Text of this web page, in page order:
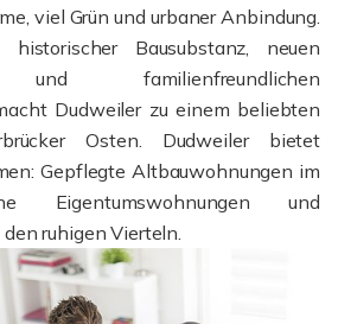
viel Grün und urbaner Anbindung.
Bausubstanz, neuen
und familienfreundlichen
Dudweiler zu einem beliebten
Osten. Dudweiler bietet
Gepflegte Altbauwohnungen im
Eigentumswohnungen und
ruhigen Vierteln.